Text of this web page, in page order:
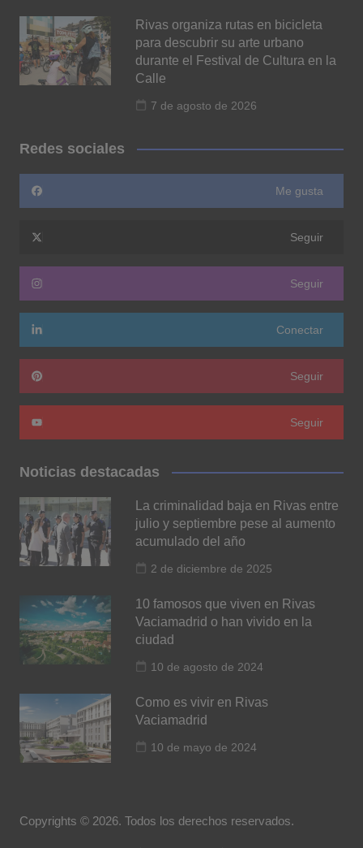
Rivas organiza rutas en bicicleta
para descubrir su arte urbano
durante el Festival de Cultura en la
Calle
7 de agosto de 2026
Redes sociales
Me gusta
Seguir
Seguir
Conectar
Seguir
Seguir
Noticias destacadas
La criminalidad baja en Rivas entre
julio y septiembre pese al aumento
acumulado del año
2 de diciembre de 2025
10 famosos que viven en Rivas
Vaciamadrid o han vivido en la
ciudad
10 de agosto de 2024
Como es vivir en Rivas
Vaciamadrid
10 de mayo de 2024
Copyrights © 2026. Todos los derechos reservados.